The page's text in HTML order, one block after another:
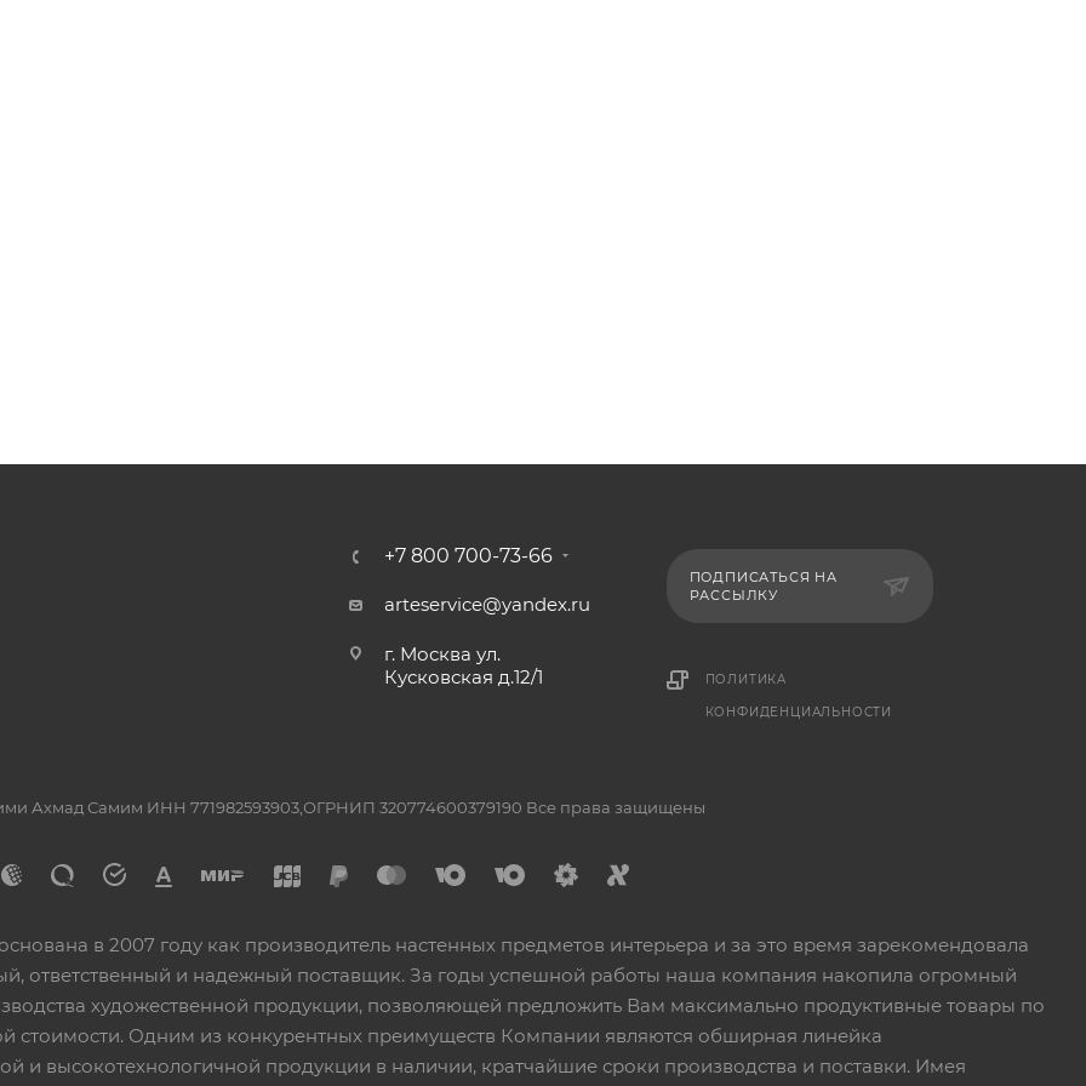
+7 800 700-73-66
arteservice@yandex.ru
г. Москва ул.
Кусковская д.12/1
ПОДПИСАТЬСЯ НА
РАССЫЛКУ
ПОЛИТИКА
КОНФИДЕНЦИАЛЬНОСТИ
Ахмад Самим ИНН 771982593903,ОГРНИП 320774600379190 Все права защищены
в 2007 году как производитель настенных предметов интерьера и за это время зарекомендовала
ответственный и надежный поставщик. За годы успешной работы наша компания накопила огромный
художественной продукции, позволяющей предложить Вам максимально продуктивные товары по
стоимости. Одним из конкурентных преимуществ Компании являются обширная линейка
и высокотехнологичной продукции в наличии, кратчайшие сроки производства и поставки. Имея